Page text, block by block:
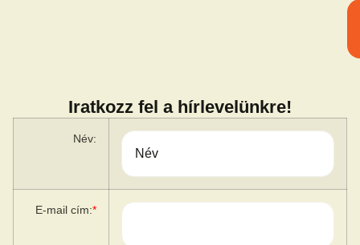
Iratkozz fel a hírlevelünkre!
Név:
E-mail cím:*